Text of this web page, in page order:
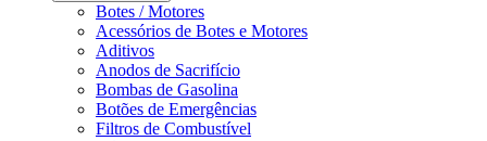
Botes / Motores
Acessórios de Botes e Motores
Aditivos
Anodos de Sacrifício
Bombas de Gasolina
Botões de Emergências
Filtros de Combustível